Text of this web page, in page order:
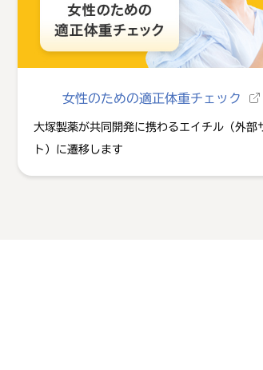
女性のための適正体重チェック
大塚製薬が共同開発に携わるエイチル（外部
ト）に遷移します